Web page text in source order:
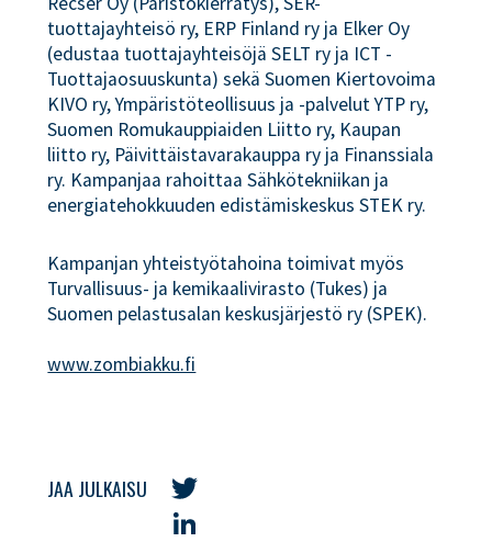
tuottajayhteisö ry, ERP Finland ry ja Elker Oy
(edustaa tuottajayhteisöjä SELT ry ja ICT -
Tuottajaosuuskunta) sekä Suomen Kiertovoima
KIVO ry, Ympäristöteollisuus ja -palvelut YTP ry,
Suomen Romukauppiaiden Liitto ry, Kaupan
liitto ry, Päivittäistavarakauppa ry ja Finanssiala
ry. Kampanjaa rahoittaa Sähkötekniikan ja
energiatehokkuuden edistämiskeskus STEK ry.
Kampanjan yhteistyötahoina toimivat myös
Turvallisuus- ja kemikaalivirasto (Tukes) ja
Suomen pelastusalan keskusjärjestö ry (SPEK).
www.zombiakku.fi
JAA JULKAISU
Twitter